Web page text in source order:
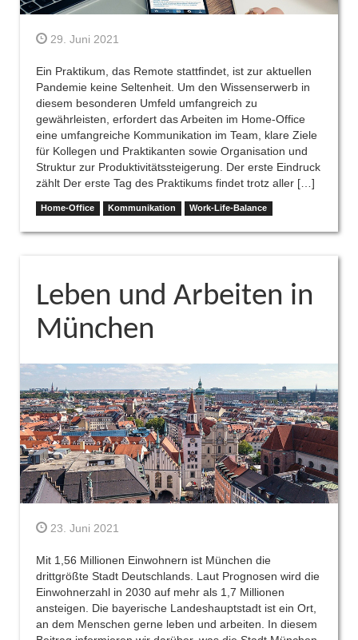
29. Juni 2021
Ein Praktikum, das Remote stattfindet, ist zur aktuellen
Pandemie keine Seltenheit. Um den Wissenserwerb in
diesem besonderen Umfeld umfangreich zu
gewährleisten, erfordert das Arbeiten im Home-Office
eine umfangreiche Kommunikation im Team, klare Ziele
für Kollegen und Praktikanten sowie Organisation und
Struktur zur Produktivitätssteigerung. Der erste Eindruck
zählt Der erste Tag des Praktikums findet trotz aller […]
Home-Office Kommunikation Work-Life-Balance
Leben und Arbeiten in
München
23. Juni 2021
Mit 1,56 Millionen Einwohnern ist München die
drittgrößte Stadt Deutschlands. Laut Prognosen wird die
Einwohnerzahl in 2030 auf mehr als 1,7 Millionen
ansteigen. Die bayerische Landeshauptstadt ist ein Ort,
an dem Menschen gerne leben und arbeiten. In diesem